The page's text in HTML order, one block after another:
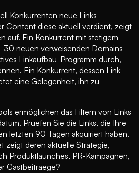
Konkurrenten neue Links
Content diese aktuell verdient, zeigt
auf. Ein Konkurrent mit stetigem
neuen verweisenden Domains
Linkaufbau-Programm durch,
Ein Konkurrent, dessen Link-
eine Gelegenheit, ihn zu
ermöglichen das Filtern von Links
Pruefen Sie die Links, die Ihre
letzten 90 Tagen akquiriert haben.
zeigt deren aktuelle Strategie,
Produktlaunches, PR-Kampagnen,
Gastbeitraege?